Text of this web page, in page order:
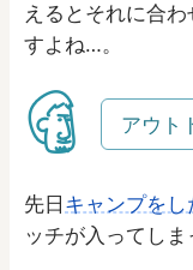
えるとそれに合
すよね…。
アウト
先日 キャンプをし
ッチが入ってしま